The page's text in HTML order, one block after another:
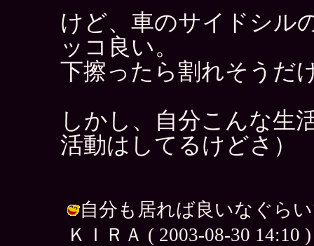
けど、車のサイドシル
ッコ良い。
下擦ったら割れそうだ
しかし、自分こんな生
活動はしてるけどさ）
自分も居れば良いなぐら
ＫＩＲＡ ( 2003-08-30 14:10 )